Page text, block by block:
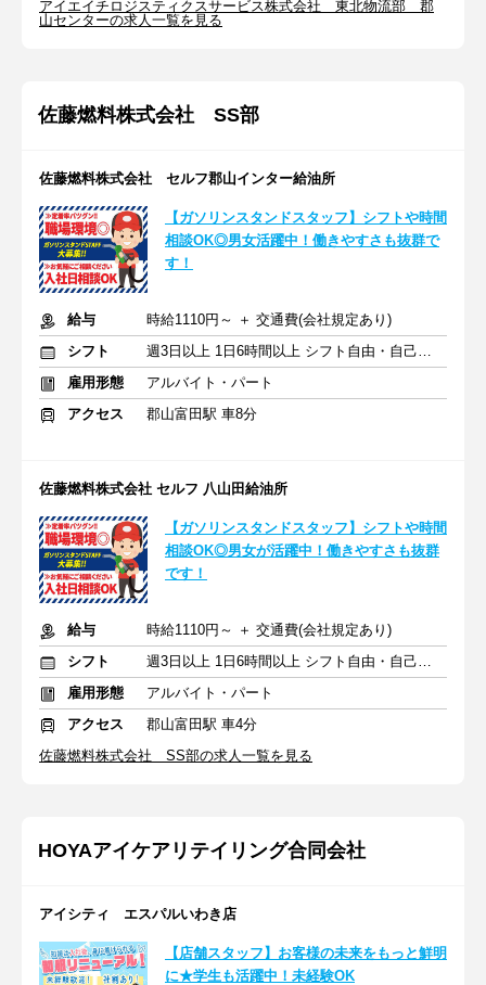
アイエイチロジスティクスサービス株式会社 東北物流部 郡
山センターの求人一覧を見る
佐藤燃料株式会社 SS部
佐藤燃料株式会社 セルフ郡山インター給油所
【ガソリンスタンドスタッフ】シフトや時間
相談OK◎男女活躍中！働きやすさも抜群で
す！
給与
時給1110円～ ＋ 交通費(会社規定あり)
シフト
週3日以上 1日6時間以上 シフト自由・自己申告
雇用形態
アルバイト・パート
アクセス
郡山富田駅 車8分
佐藤燃料株式会社 セルフ 八山田給油所
【ガソリンスタンドスタッフ】シフトや時間
相談OK◎男女が活躍中！働きやすさも抜群
です！
給与
時給1110円～ ＋ 交通費(会社規定あり)
シフト
週3日以上 1日6時間以上 シフト自由・自己申告
雇用形態
アルバイト・パート
アクセス
郡山富田駅 車4分
佐藤燃料株式会社 SS部の求人一覧を見る
HOYAアイケアリテイリング合同会社
アイシティ エスパルいわき店
【店舗スタッフ】お客様の未来をもっと鮮明
に★学生も活躍中！未経験OK